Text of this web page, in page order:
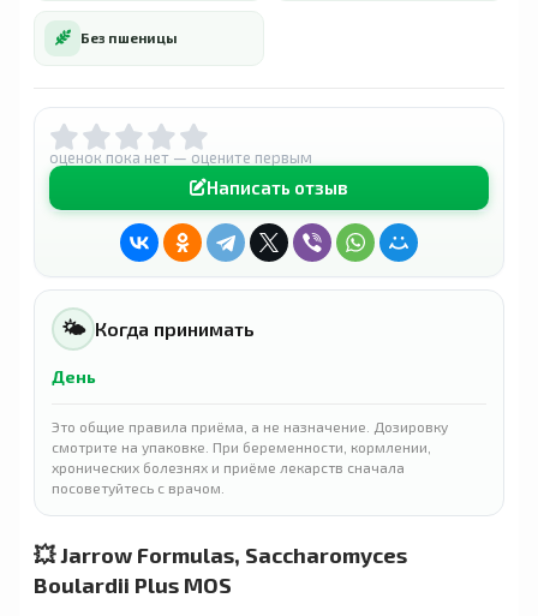
Без пшеницы
оценок пока нет — оцените первым
Написать отзыв
🌤 Когда принимать
День
Это общие правила приёма, а не назначение. Дозировку
смотрите на упаковке. При беременности, кормлении,
хронических болезнях и приёме лекарств сначала
посоветуйтесь с врачом.
💥 Jarrow Formulas, Saccharomyces
Boulardii Plus MOS